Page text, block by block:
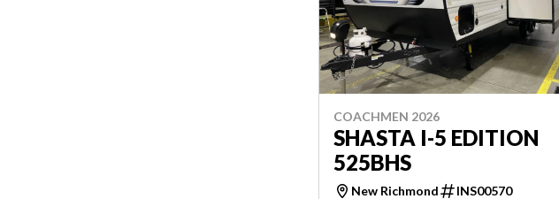
COACHMEN 2026
SHASTA I-5 EDITION
525BHS
New Richmond INS00570